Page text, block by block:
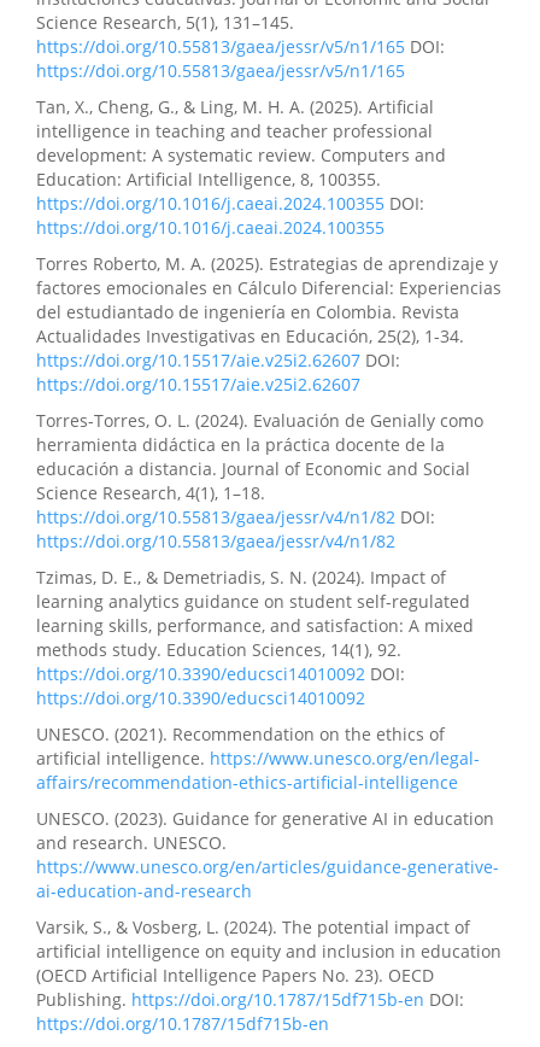
Science Research, 5(1), 131–145.
https://doi.org/10.55813/gaea/jessr/v5/n1/165 DOI:
https://doi.org/10.55813/gaea/jessr/v5/n1/165
Tan, X., Cheng, G., & Ling, M. H. A. (2025). Artificial
intelligence in teaching and teacher professional
development: A systematic review. Computers and
Education: Artificial Intelligence, 8, 100355.
https://doi.org/10.1016/j.caeai.2024.100355 DOI:
https://doi.org/10.1016/j.caeai.2024.100355
Torres Roberto, M. A. (2025). Estrategias de aprendizaje y
factores emocionales en Cálculo Diferencial: Experiencias
del estudiantado de ingeniería en Colombia. Revista
Actualidades Investigativas en Educación, 25(2), 1-34.
https://doi.org/10.15517/aie.v25i2.62607 DOI:
https://doi.org/10.15517/aie.v25i2.62607
Torres-Torres, O. L. (2024). Evaluación de Genially como
herramienta didáctica en la práctica docente de la
educación a distancia. Journal of Economic and Social
Science Research, 4(1), 1–18.
https://doi.org/10.55813/gaea/jessr/v4/n1/82 DOI:
https://doi.org/10.55813/gaea/jessr/v4/n1/82
Tzimas, D. E., & Demetriadis, S. N. (2024). Impact of
learning analytics guidance on student self-regulated
learning skills, performance, and satisfaction: A mixed
methods study. Education Sciences, 14(1), 92.
https://doi.org/10.3390/educsci14010092 DOI:
https://doi.org/10.3390/educsci14010092
UNESCO. (2021). Recommendation on the ethics of
artificial intelligence. https://www.unesco.org/en/legal-
affairs/recommendation-ethics-artificial-intelligence
UNESCO. (2023). Guidance for generative AI in education
and research. UNESCO.
https://www.unesco.org/en/articles/guidance-generative-
ai-education-and-research
Varsik, S., & Vosberg, L. (2024). The potential impact of
artificial intelligence on equity and inclusion in education
(OECD Artificial Intelligence Papers No. 23). OECD
Publishing. https://doi.org/10.1787/15df715b-en DOI:
https://doi.org/10.1787/15df715b-en